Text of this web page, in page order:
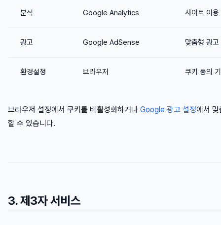
분석 Google Analytics 사이트 이용
광고 Google AdSense 맞춤형 광고
환경설정 브라우저 쿠키 동의
브라우저 설정에서 쿠키를 비활성화하거나 Google 광고 설정에서 맞
할 수 있습니다.
3. 제3자 서비스